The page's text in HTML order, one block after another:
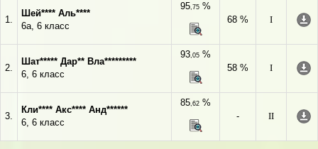
1.
Шей**** Аль****
6а, 6 класс
95,75 %
68 %
I
2.
Шат***** Дар** Вла*********
6, 6 класс
93,05 %
58 %
I
3.
Кли**** Акс**** Анд******
6, 6 класс
85,62 %
-
II